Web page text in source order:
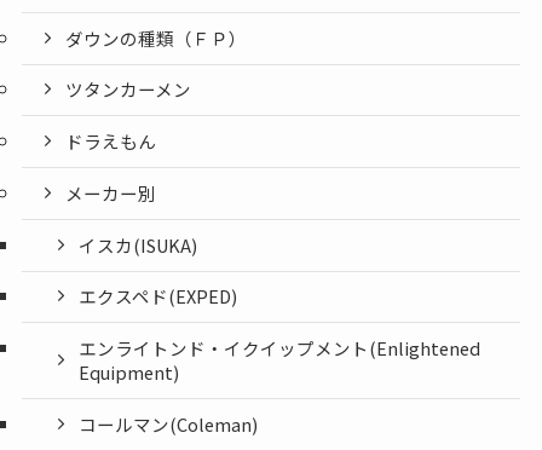
ダウンの種類（ＦＰ）
ツタンカーメン
ドラえもん
メーカー別
イスカ(ISUKA)
エクスペド(EXPED)
エンライトンド・イクイップメント(Enlightened
Equipment)
コールマン(Coleman)